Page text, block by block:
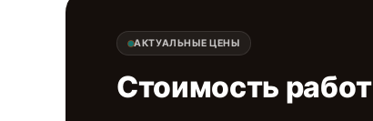
АКТУАЛЬНЫЕ ЦЕНЫ
Стоимость работ